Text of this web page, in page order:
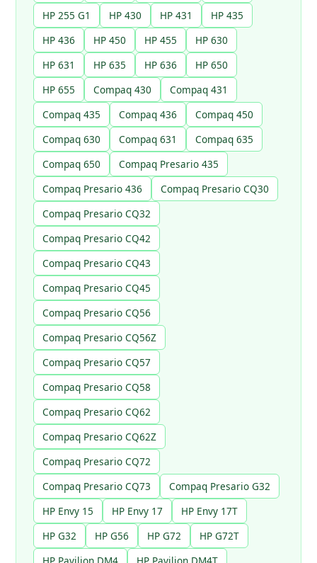
HP 255 G1
HP 430 HP 431
HP 435
HP 436
HP 450 HP 455
HP 630
HP 631
HP 635 HP 636
HP 650
HP 655
Compaq 430
Compaq 431
Compaq 435
Compaq 436
Compaq 450
Compaq 630
Compaq 631
Compaq 635
Compaq 650
Compaq Presario 435
Compaq Presario 436
Compaq Presario CQ30
Compaq Presario CQ32
Compaq Presario CQ42
Compaq Presario CQ43
Compaq Presario CQ45
Compaq Presario CQ56
Compaq Presario CQ56Z
Compaq Presario CQ57
Compaq Presario CQ58
Compaq Presario CQ62
Compaq Presario CQ62Z
Compaq Presario CQ72
Compaq Presario CQ73
Compaq Presario G32
HP Envy 15
HP Envy 17
HP Envy 17T
HP G32
HP G56 HP G72
HP G72T